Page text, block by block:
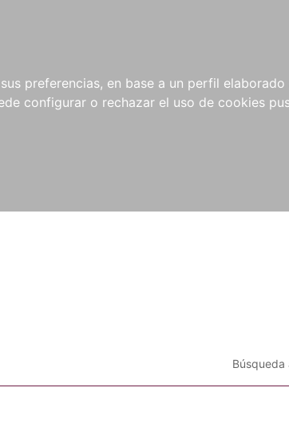
preferencias, en base a un perfil
configurar o rechazar el uso de cookies
NOVEDADES NOTICIAS
COMPRAS
Búsqueda